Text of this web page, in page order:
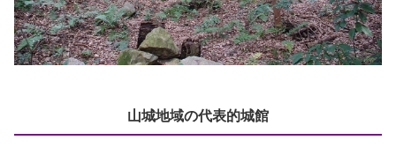
山城地域の代表的城館